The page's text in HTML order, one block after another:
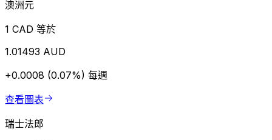
澳洲元
1 CAD 等於
1.01493 AUD
+0.0008 (0.07%) 每週
查看圖表
瑞士法郎